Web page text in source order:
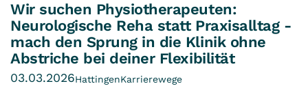
Wir suchen Physiotherapeuten:
Neurologische Reha statt Praxisalltag -
mach den Sprung in die Klinik ohne
Abstriche bei deiner Flexibilität
03.03.2026HattingenKarrierewege